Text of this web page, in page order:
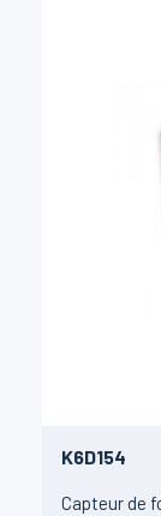
K6D154
Capteur de